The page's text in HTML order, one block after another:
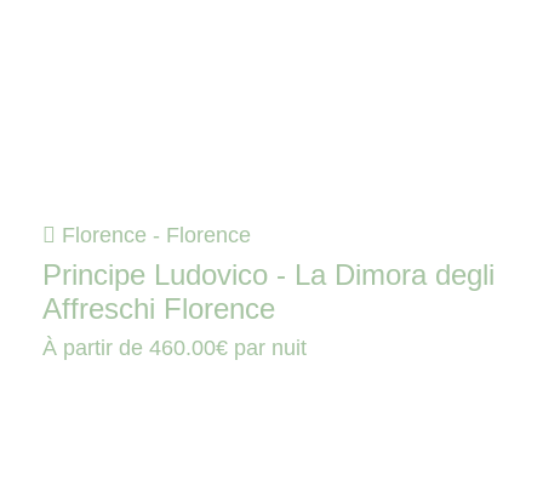
Florence - Florence
Principe Ludovico - La Dimora degli
Affreschi Florence
À partir de 460.00€ par nuit